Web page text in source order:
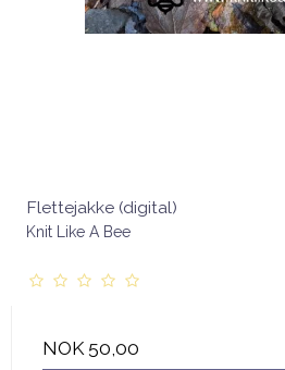
Flettejakke (digital)
Knit Like A Bee
NOK 50,00